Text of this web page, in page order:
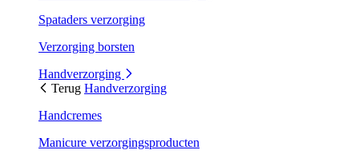
Spataders verzorging
Verzorging borsten
Handverzorging
Terug Handverzorging
Handcremes
Manicure verzorgingsproducten